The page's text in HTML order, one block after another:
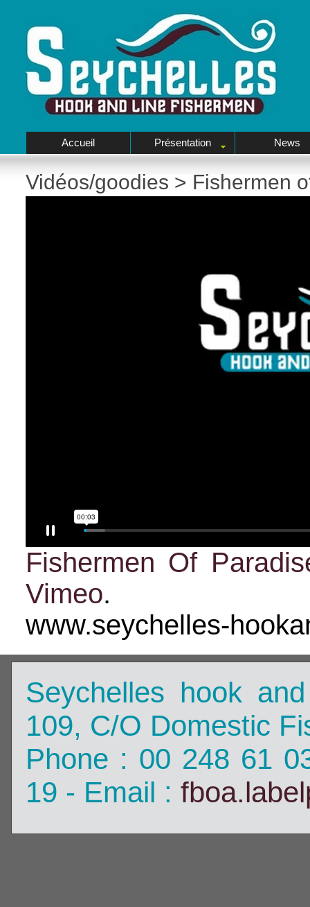
Accueil Présentation News
Vidéos/goodies > Fishermen
Fishermen Of
Vimeo.
www.seychelles-
Seychelles hook
109, C/O Domestic
Phone : 00 248 61
19 - Email :